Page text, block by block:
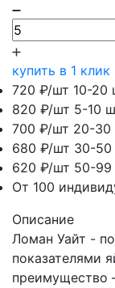
купить в 1 клик
720 ₽/шт 10-20
820 ₽/шт 5-10
700 ₽/шт 20-30
680 ₽/шт 30-50
620 ₽/шт 50-99
От 100
Описание
Ломан Уайт -
показателями
преимущество